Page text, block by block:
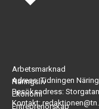
Adress: Tidningen
Besöksadress:
Kontakt:
Arbetsmarknad
Näringsliv
Ekonomi
Entreprenörskap